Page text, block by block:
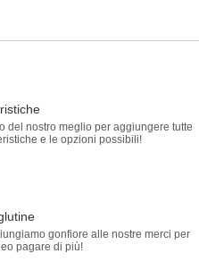
del nostro meglio per aggiungere tutte
e le opzioni possibili!
gonfiore alle nostre merci per
pagare di più!